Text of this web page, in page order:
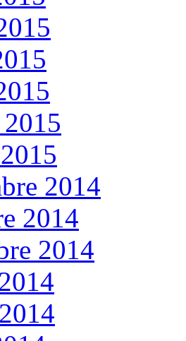
2014
2014
2014